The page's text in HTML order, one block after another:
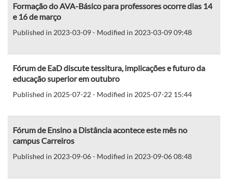
Formação do AVA-Básico para professores ocorre dias 14
e 16 de março
Published in 2023-03-09 - Modified in 2023-03-09 09:48
Fórum de EaD discute tessitura, implicações e futuro da
educação superior em outubro
Published in 2025-07-22 - Modified in 2025-07-22 15:44
Fórum de Ensino a Distância acontece este mês no
campus Carreiros
Published in 2023-09-06 - Modified in 2023-09-06 08:48